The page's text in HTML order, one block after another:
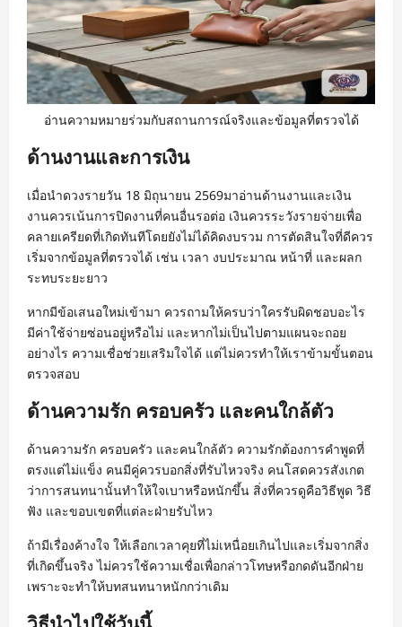
อ่านความหมายร่วมกับสถานการณ์จริงและข้อมูลที่ตรวจได้
ด้านงานและการเงิน
เมื่อนำดวงรายวัน 18 มิถุนายน 2569มาอ่านด้านงานและเงิน
งานควรเน้นการปิดงานที่คนอื่นรอต่อ เงินควรระวังรายจ่ายเพื่อ
คลายเครียดที่เกิดทันทีโดยยังไม่ได้คิดงบรวม การตัดสินใจที่ดีควร
เริ่มจากข้อมูลที่ตรวจได้ เช่น เวลา งบประมาณ หน้าที่ และผลก
ระทบระยะยาว
หากมีข้อเสนอใหม่เข้ามา ควรถามให้ครบว่าใครรับผิดชอบอะไร
มีค่าใช้จ่ายซ่อนอยู่หรือไม่ และหากไม่เป็นไปตามแผนจะถอย
อย่างไร ความเชื่อช่วยเสริมใจได้ แต่ไม่ควรทำให้เราข้ามขั้นตอน
ตรวจสอบ
ด้านความรัก ครอบครัว และคนใกล้ตัว
ด้านความรัก ครอบครัว และคนใกล้ตัว ความรักต้องการคำพูดที่
ตรงแต่ไม่แข็ง คนมีคู่ควรบอกสิ่งที่รับไหวจริง คนโสดควรสังเกต
ว่าการสนทนานั้นทำให้ใจเบาหรือหนักขึ้น สิ่งที่ควรดูคือวิธีพูด วิธี
ฟัง และขอบเขตที่แต่ละฝ่ายรับไหว
ถ้ามีเรื่องค้างใจ ให้เลือกเวลาคุยที่ไม่เหนื่อยเกินไปและเริ่มจากสิ่ง
ที่เกิดขึ้นจริง ไม่ควรใช้ความเชื่อเพื่อกล่าวโทษหรือกดดันอีกฝ่าย
เพราะจะทำให้บทสนทนาหนักกว่าเดิม